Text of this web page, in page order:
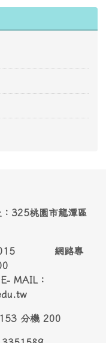
325桃園市龍潭區
網路專
MAIL：
分機 200